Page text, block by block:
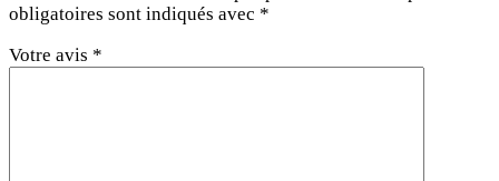
obligatoires sont indiqués avec *
Votre avis *